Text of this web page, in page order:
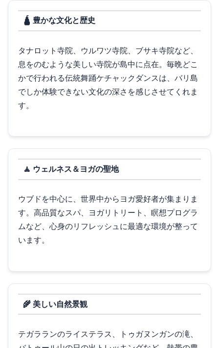
🛕 豊かな文化と歴史
タナロット寺院、ウルワツ寺院、ブサキ寺院など、
息をのむような美しい寺院が島中に点在。毎晩どこ
かで行われる伝統舞踊ケチャックダンスは、バリ島
でしか体験できない文化の深さを感じさせてくれま
す。
🧘 ウェルネス＆ヨガの聖地
ウブドを中心に、世界中からヨガ愛好者が集まりま
す。高品質なスパ、ヨガリトリート、瞑想プログラ
ムなど、心身のリフレッシュに最適な環境が整って
います。
🌾 美しい自然景観
テガラランのライステラス、トゥガヌンガンの滝、